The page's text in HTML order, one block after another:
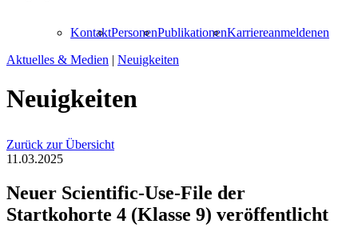
KontaktPersonenPublikationenKarriereanmeldenen
Aktuelles & Medien | Neuigkeiten
Neuigkeiten
Zurück zur Übersicht
11.03.2025
Neuer Scientific-Use-File der
Startkohorte 4 (Klasse 9) veröffentlicht